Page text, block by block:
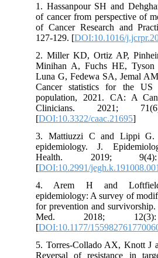
1. Hassanpour SH and
of cancer from perspective
of Cancer Research and
127-129. [DOI:10.1016/
2. Miller KD, Ortiz AP,
Minihan A, Fuchs HE,
Luna G, Fedewa SA, Jemal
Cancer statistics for the
population, 2021. CA: A
Clinicians. 2021;
[DOI:10.3322/caac.21695
3. Mattiuzzi C and Lippi
epidemiology. J.
Health. 2019;
[DOI:10.2991/
4. Arem H and
epidemiology: A survey of
for prevention and
Med. 2018;
[DOI:10.1177/
5. Torres-Collado AX,
Reversal of resistance in